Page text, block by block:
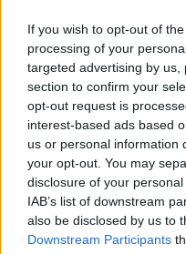
If you wish to opt-out of
processing of your
targeted advertising by
section to confirm your
opt-out request is
interest-based ads based
us or personal information
your opt-out. You may
disclosure of your
IAB’s list of downstream
also be disclosed by us to
Downstream Participants
crescita economica e
famiglie e delle
numeri forniti
traiettoria impostata
deficit programmato
nel 2027 e al 2,3%
debito in riduzione a